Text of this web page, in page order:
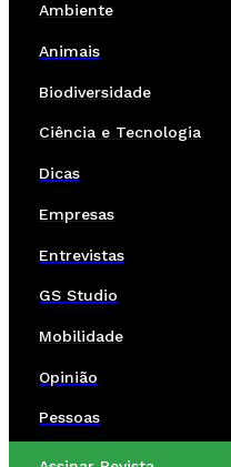
Ambiente
Animais
Biodiversidade
Ciência e Tecnologia
Dicas
Empresas
Entrevistas
GS Studio
Mobilidade
Opinião
Pessoas